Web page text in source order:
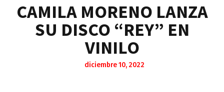
CAMILA MORENO LANZA
SU DISCO “REY” EN
VINILO
diciembre 10, 2022